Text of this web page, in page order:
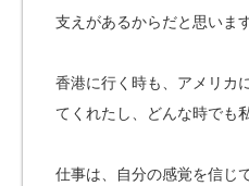
支えがあるからだと思います
香港に行く時も、アメリカ
てくれたし、どんな時でも
仕事は、自分の感覚を信じ